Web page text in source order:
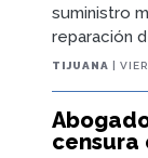
suministro
reparación
TIJUANA |
censura